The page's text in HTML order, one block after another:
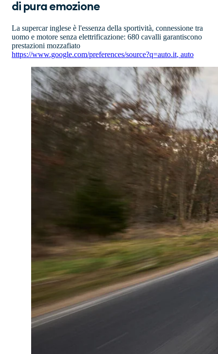
di pura emozione
La supercar inglese è l'essenza della sportività, connessione tra
uomo e motore senza elettrificazione: 680 cavalli garantiscono
prestazioni mozzafiato
https://www.google.com/preferences/source?q=auto.it, auto